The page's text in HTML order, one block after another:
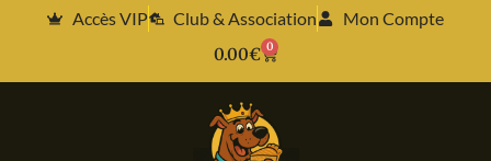
Accès VIP Club & Association
Mon Compte
0.00€ 0